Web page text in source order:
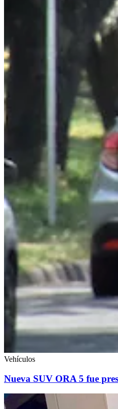
Vehículos
Nueva SUV ORA 5 fue